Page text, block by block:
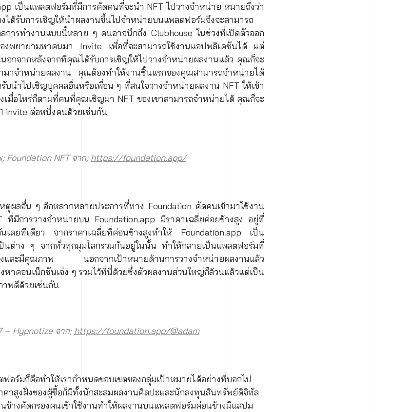
เป็นแพลตฟอร์มที่มีการคัดคนที่จะนำ NFT ไปวางจำหน่าย หมายถึงว่า
ได้รับการเชิญให้นำผลงานขึ้นไปจำหน่ายบนแพลตฟอร์มจึงจะสามารถ
การทำงานแบบนี้หลาย ๆ คนอาจนึกถึง Clubhouse ในช่วงที่เปิดตัวออก
พยายามหาคนมา Invite เพื่อที่จะสามารถใช้งานแอปพลิเคชันได้ แต่
อกจากหลังจากที่คุณได้รับการเชิญให้ไปวางจำหน่ายผลงานแล้ว คุณก็จะ
ามาจำหน่ายผลงาน คุณต้องทำให้งานชิ้นแรกของคุณสามารถจำหน่ายได้
นำไปเชิญบุคคลอื่นหรือเพื่อน ๆ ที่สนใจวางจำหน่ายผลงาน NFT ให้เข้า
มื่อไหร่ก็ตามที่คนที่คุณเชิญมา NFT ของเขาสามารถจำหน่ายได้ คุณก็จะ
invite ต่อหนึ่งคนด้วยเช่นกัน
Foundation NFT จาก; https://foundation.app/
ตุผลอื่น ๆ อีกหลากหลายประการที่ทาง Foundation คัดคนเข้ามาใช้งาน
ที่มีการวางจำหน่ายบน Foundation.app มีราคาเฉลี่ยค่อยข้างสูง อยู่ที่
ยทีเดียว จากราคาเฉลี่ยที่ค่อนข้างสูงทำให้ Foundation.app เป็น
นต่าง ๆ จากทั่วทุกมุมโลกรวมกันอยู่ในนั้น ทำให้กลายเป็นแพลตฟอร์มที่
ก่งและมีคุณภาพ นอกจากเป้าหมายด้านการวางจำหน่ายผลงานแล้ว
าคอนเน็กชันเจ๋ง ๆ รวมไว้ที่นี่ด้วยซึ่งตัวผลงานส่วนใหญ่ก็ล้วนแล้วแต่เป็น
พดีด้วยเช่นกัน
– Hypnotize จาก; https://foundation.app/@adam
อร์มก็คือทำให้เรากำหนดขอบเขตของกลุ่มเป้าหมายได้อย่างที่บอกไป
คาสูงฝั่งของผู้ซื้อก็มีทั้งนักสะสมผลงานศิลปะและนักลงทุนสินทรัพย์ดิจิทัล
ข้างคัดกรองคนเข้าใช้งานทำให้ผลงานบนแพลตฟอร์มค่อนข้างมีแสปม